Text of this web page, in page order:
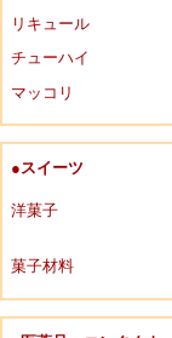
リキュール
チューハイ
マッコリ
●スイーツ
洋菓子
菓子材料